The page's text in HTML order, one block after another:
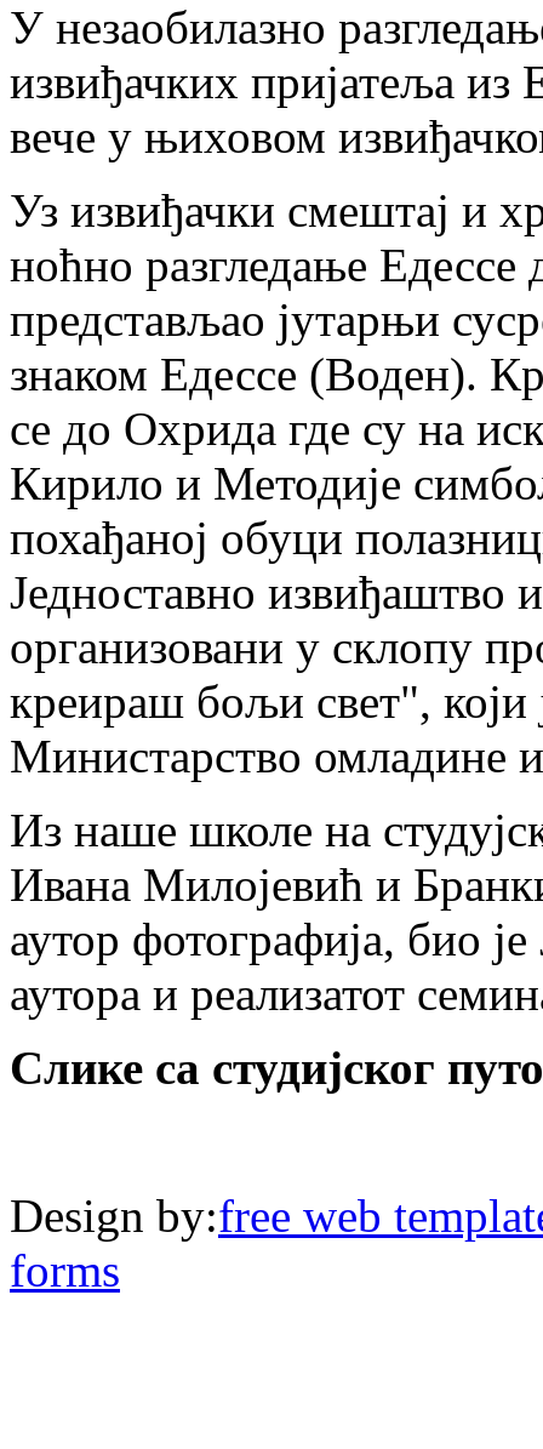
У незаобилазно
извиђачких пријатеља из
вече у њиховом
Уз извиђачки смештај и
ноћно разгледање Едессе
представљао јутарњи
знаком Едессе (Воден).
се до Охрида где су на
Кирило и Методије
похађаној обуци
Једноставно извиђаштво
организовани у склопу
креираш бољи свет", који
Министарство омладине
Из наше школе на
Ивана Милојевић и
аутор фотографија, био
аутора и реализатот
Слике са студијског
Design by:free web
forms